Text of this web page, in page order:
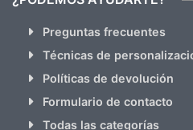
Preguntas frecuentes
Técnicas de
Políticas de devolución
Formulario de contacto
Todas las categorías